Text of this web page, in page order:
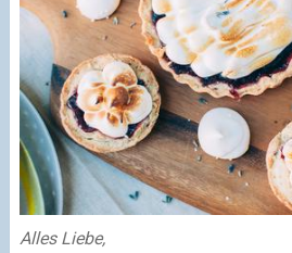
Alles Liebe,